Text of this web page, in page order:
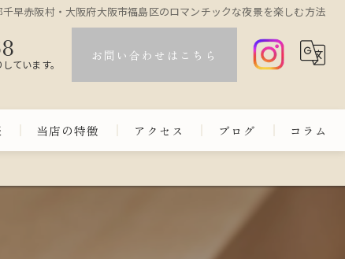
早赤阪村・大阪府大阪市福島区のロマンチックな夜景を楽しむ方法
ています。
お問い合わせはこちら
当店の特徴 アクセス ブログ コラム